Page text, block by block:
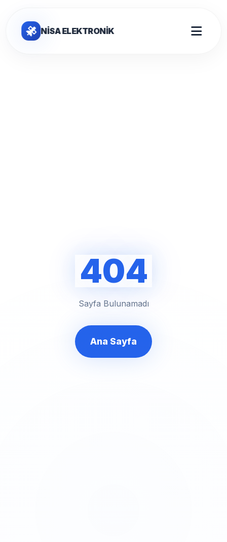
NİSA ELEKTRONİK
404
Sayfa Bulunamadı
Ana Sayfa